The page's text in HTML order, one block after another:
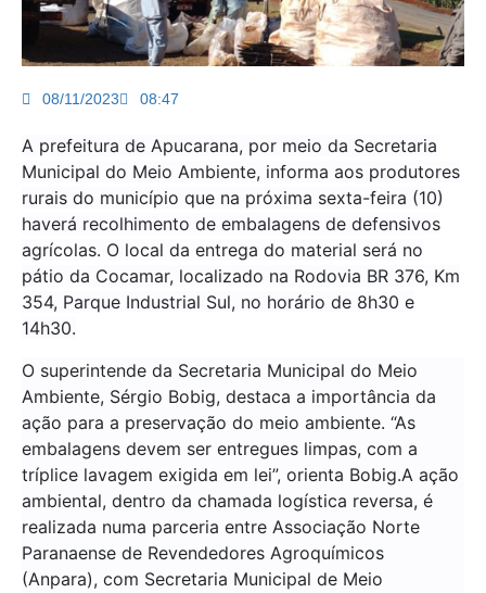
08/11/2023 08:47
A prefeitura de Apucarana, por meio da Secretaria
Municipal do Meio Ambiente, informa aos produtores
rurais do município que na próxima sexta-feira (10)
haverá recolhimento de embalagens de defensivos
agrícolas. O local da entrega do material será no
pátio da Cocamar, localizado na Rodovia BR 376, Km
354, Parque Industrial Sul, no horário de 8h30 e
14h30.
O superintende da Secretaria Municipal do Meio
Ambiente, Sérgio Bobig, destaca a importância da
ação para a preservação do meio ambiente. “As
embalagens devem ser entregues limpas, com a
tríplice lavagem exigida em lei”, orienta Bobig.A ação
ambiental, dentro da chamada logística reversa, é
realizada numa parceria entre Associação Norte
Paranaense de Revendedores Agroquímicos
(Anpara), com Secretaria Municipal de Meio